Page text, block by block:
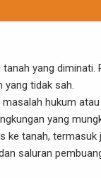
yang
yang tidak sah.
hukum
yang
tanah,
saluran